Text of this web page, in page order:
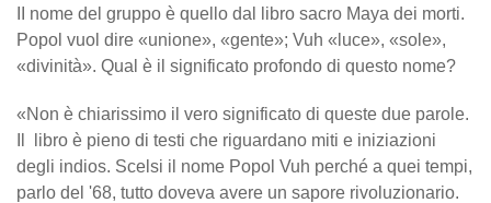
II nome del gruppo è quello dal libro sacro Maya dei morti.
Popol vuol dire «unione», «gente»; Vuh «luce», «sole»,
«divinità». Qual è il significato profondo di questo nome?
«Non è chiarissimo il vero significato di queste due parole.
Il libro è pieno di testi che riguardano miti e iniziazioni
degli indios. Scelsi il nome Popol Vuh perché a quei tempi,
parlo del '68, tutto doveva avere un sapore rivoluzionario.